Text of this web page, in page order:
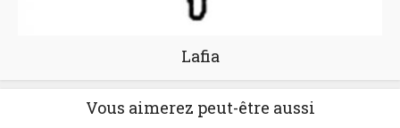
Lafia
Vous aimerez peut-être aussi